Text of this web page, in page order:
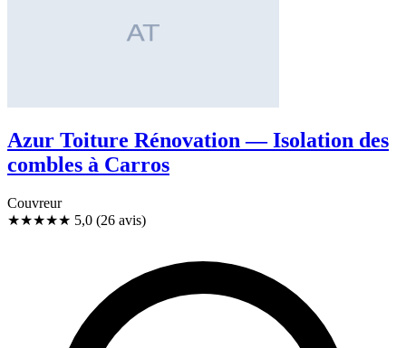
Azur Toiture Rénovation — Isolation des
combles à Carros
Couvreur
★★★★★ 5,0 (26 avis)